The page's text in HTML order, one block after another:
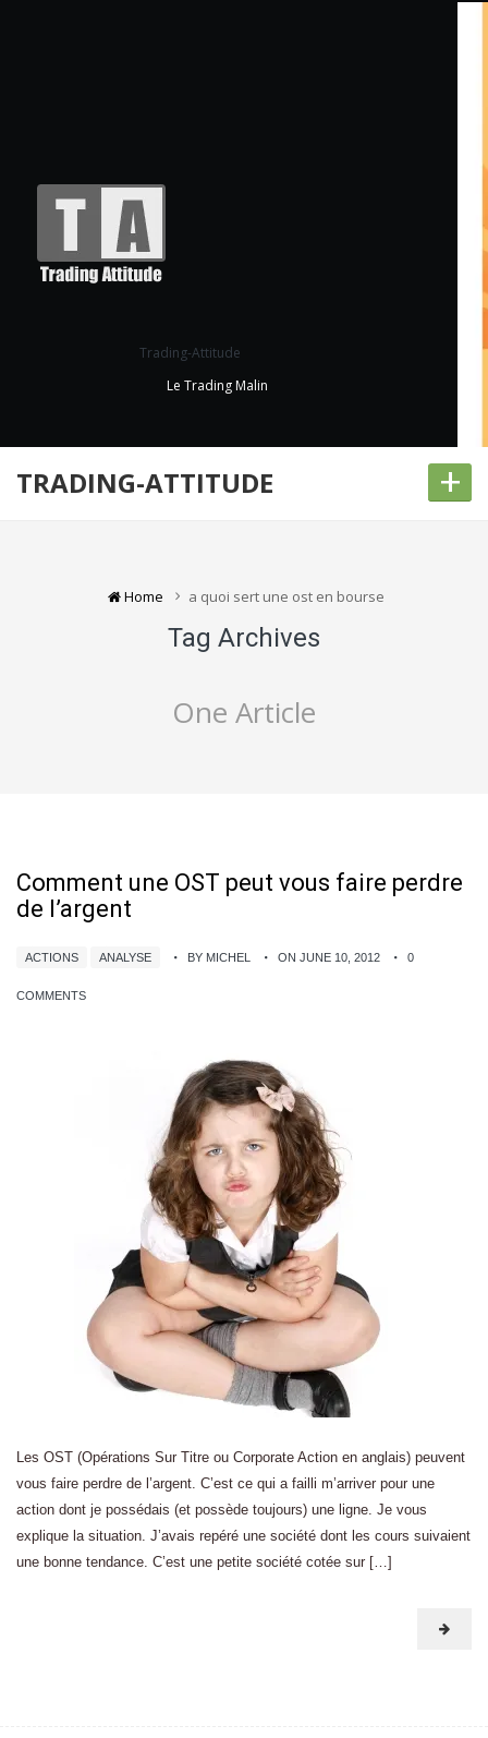
Trading-Attitude
Le Trading Malin
TRADING-ATTITUDE +
Home a quoi sert une ost en bourse
Tag Archives
One Article
Comment une OST peut vous faire perdre
de l’argent
ACTIONS ANALYSE BY MICHEL ON JUNE 10, 2012 0
COMMENTS
Les OST (Opérations Sur Titre ou Corporate Action en anglais) peuvent
vous faire perdre de l’argent. C’est ce qui a failli m’arriver pour une
action dont je possédais (et possède toujours) une ligne. Je vous
explique la situation. J’avais repéré une société dont les cours suivaient
une bonne tendance. C’est une petite société cotée sur […]